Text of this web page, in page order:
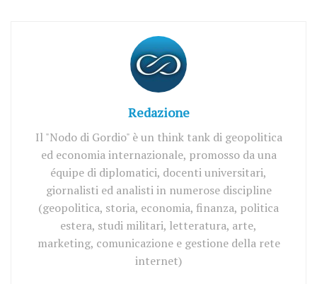
Redazione
Il "Nodo di Gordio" è un think tank di geopolitica
ed economia internazionale, promosso da una
équipe di diplomatici, docenti universitari,
giornalisti ed analisti in numerose discipline
(geopolitica, storia, economia, finanza, politica
estera, studi militari, letteratura, arte,
marketing, comunicazione e gestione della rete
internet)